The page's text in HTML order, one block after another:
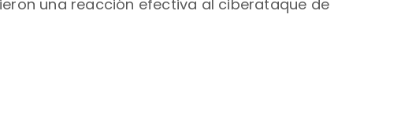
una reacción efectiva al ciberataque de